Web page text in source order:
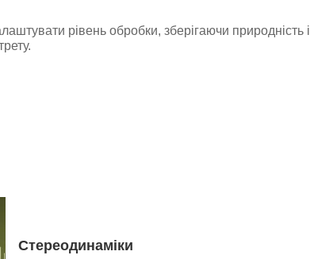
рівень обробки, зберігаючи природність і
Стереодинаміки